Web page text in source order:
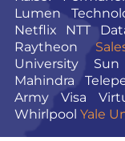
Lumen
Netflix NTT
Raytheon
UniversitySun
Mahindra
Army Visa
Whirlpool Yale